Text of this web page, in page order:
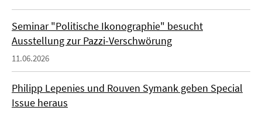
Seminar "Politische Ikonographie" besucht
Ausstellung zur Pazzi-Verschwörung
11.06.2026
Philipp Lepenies und Rouven Symank geben Special
Issue heraus